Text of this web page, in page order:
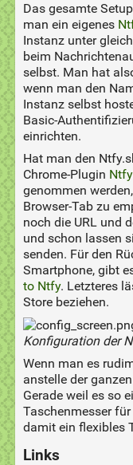
Das gesamte
man ein eigenes
Instanz unter
beim
selbst. Man hat
wenn man den
Instanz selbst
Basic-
einrichten.
Hat man den
Chrome-Plugin
genommen
Browser-Tab zu
noch die URL und
und schon lassen
senden. Für den
Smartphone, gibt
to Ntfy. Letzteres
Store beziehen.
Konfiguration der
Wenn man es
anstelle der
Gerade weil es so
Taschenmesser
damit ein flexibles
Links